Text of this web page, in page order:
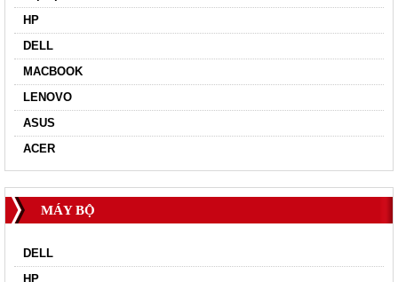
HP
DELL
MACBOOK
LENOVO
ASUS
ACER
MÁY BỘ
DELL
HP